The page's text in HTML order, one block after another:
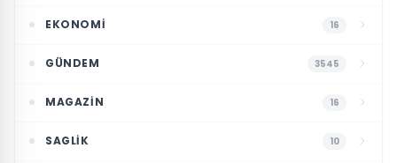
EKONOMI 16
GÜNDEM 3545
MAGAZIN 16
SAGLIK 10